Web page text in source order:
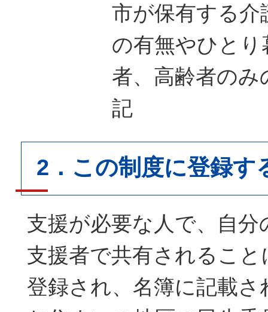
市が保有する介
の有無やひと
者、高齢者の
記
2．この制度に登録す
支援が必要な人で、自分
支援者で共有されるこ
登録され、名簿に記載さ